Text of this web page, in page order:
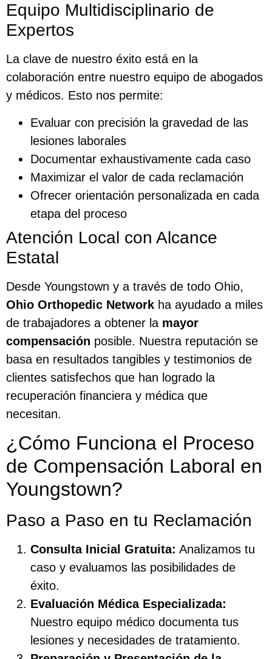
Equipo Multidisciplinario de
Expertos
La clave de nuestro éxito está en la
colaboración entre nuestro equipo de abogados
y médicos. Esto nos permite:
Evaluar con precisión la gravedad de las
lesiones laborales
Documentar exhaustivamente cada caso
Maximizar el valor de cada reclamación
Ofrecer orientación personalizada en cada
etapa del proceso
Atención Local con Alcance
Estatal
Desde Youngstown y a través de todo Ohio,
Ohio Orthopedic Network ha ayudado a miles
de trabajadores a obtener la mayor
compensación posible. Nuestra reputación se
basa en resultados tangibles y testimonios de
clientes satisfechos que han logrado la
recuperación financiera y médica que
necesitan.
¿Cómo Funciona el Proceso
de Compensación Laboral en
Youngstown?
Paso a Paso en tu Reclamación
Consulta Inicial Gratuita: Analizamos tu
caso y evaluamos las posibilidades de
éxito.
Evaluación Médica Especializada:
Nuestro equipo médico documenta tus
lesiones y necesidades de tratamiento.